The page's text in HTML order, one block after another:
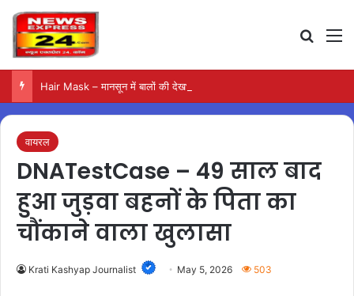
Hair Mask – मानसून में बालों की देखभाल के लिए आजमाएं अंडे का मास्क
वायरल
DNATestCase – 49 साल बाद
हुआ जुड़वा बहनों के पिता का
चौंकाने वाला खुलासा
Krati Kashyap Journalist May 5, 2026 503